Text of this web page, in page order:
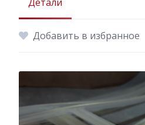
Добавить в избранное